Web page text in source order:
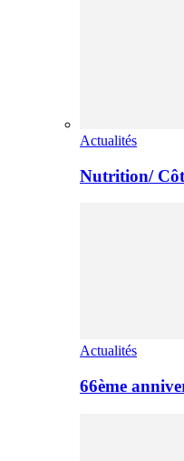
Actualités
Nutrition/
Actualités
66ème